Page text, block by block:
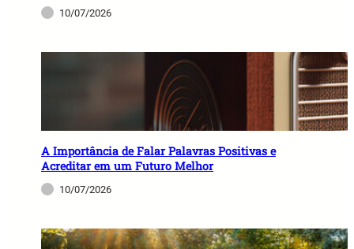
10/07/2026
A Importância de Falar Palavras Positivas e
Acreditar em um Futuro Melhor
10/07/2026